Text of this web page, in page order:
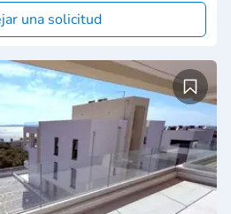
una solicitud